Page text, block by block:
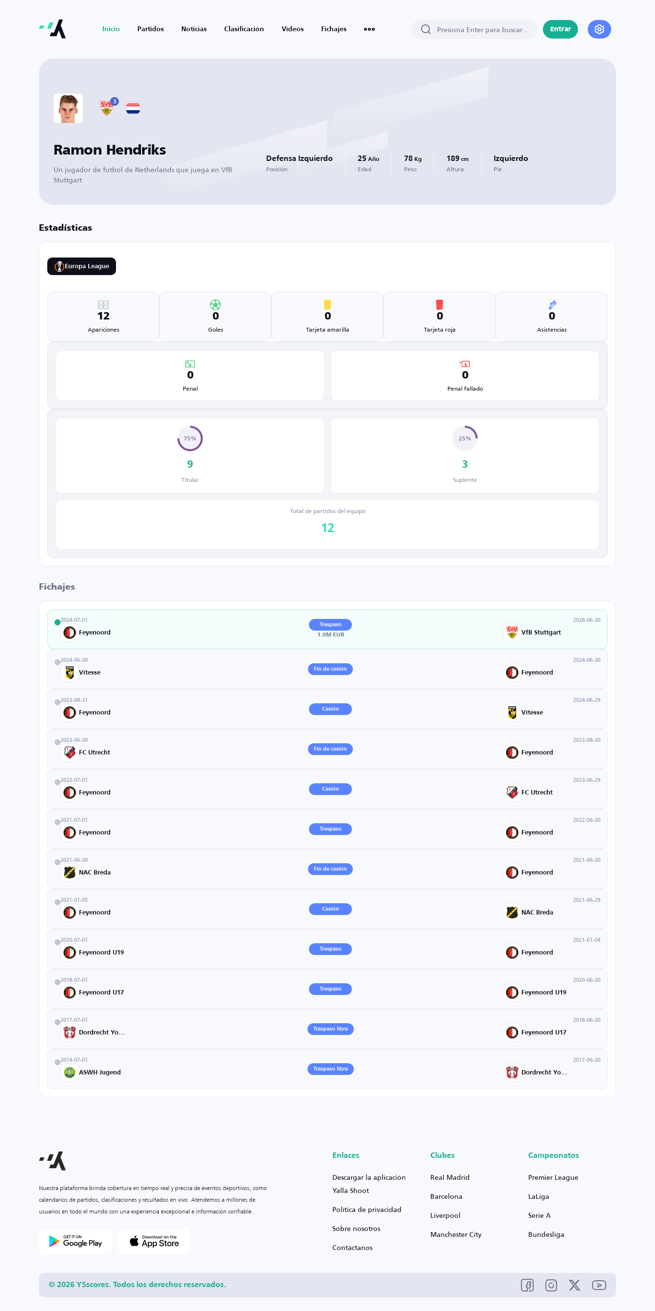
Inicio Partidos Noticias Clasificación Vídeos Fichajes Entrar
3
Ramon Hendriks
Un jugador de fútbol de Netherlands que juega en VfB
Stuttgart
Defensa Izquierdo
Posición
25 Año
Edad
78 Kg
Peso
189 cm
Altura
Izquierdo
Pie
Estadísticas
Europa League
12
Apariciones
0
Goles
0
Tarjeta amarilla
0
Tarjeta roja
0
Asistencias
0
Penal
0
Penal fallado
75%
9
Titular
25%
3
Suplente
Total de partidos del equipo
12
Fichajes
2024-07-01
Feyenoord
Traspaso
1.0M EUR
2028-06-30
VfB Stuttgart
2024-06-30
Vitesse
Fin de cesión
2024-06-30
Feyenoord
2023-08-31
Feyenoord
Cesión
2024-06-29
Vitesse
2023-06-30
FC Utrecht
Fin de cesión
2023-08-30
Feyenoord
2022-07-01
Feyenoord
Cesión
2023-06-29
FC Utrecht
2021-07-01
Feyenoord
Traspaso
2022-06-30
Feyenoord
2021-06-30
NAC Breda
Fin de cesión
2021-06-30
Feyenoord
2021-01-05
Feyenoord
Cesión
2021-06-29
NAC Breda
2020-07-01
Feyenoord U19
Traspaso
2021-01-04
Feyenoord
2018-07-01
Feyenoord U17
Traspaso
2020-06-30
Feyenoord U19
2017-07-01
Traspaso libre
2018-06-30
Feyenoord U17
2014-07-01
ASWH Jugend
Traspaso libre
2017-06-30
Nuestra plataforma brinda cobertura en tiempo real y precisa de eventos deportivos, como
calendarios de partidos, clasificaciones y resultados en vivo. Atendemos a millones de
usuarios en todo el mundo con una experiencia excepcional e información confiable.
Enlaces
Descargar la aplicación
Yalla Shoot
Política de privacidad
Sobre nosotros
Contáctanos
Clubes
Real Madrid
Barcelona
Liverpool
Manchester City
Campeonatos
Premier League
LaLiga
Serie A
Bundesliga
© 2026 YSscores. Todos los derechos reservados.